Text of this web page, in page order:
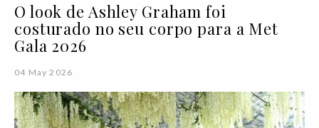
O look de Ashley Graham foi
costurado no seu corpo para a Met
Gala 2026
04 May 2026